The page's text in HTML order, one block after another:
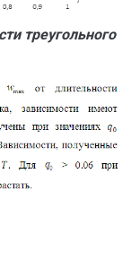
треугольного